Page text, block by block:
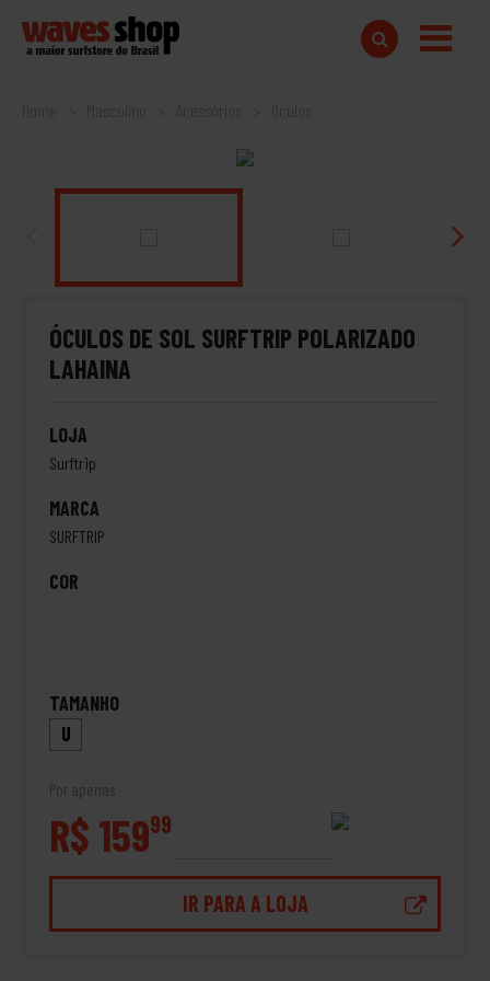
Home
ÓCULOS DE SOL SURFTRIP POLARIZADO
LAHAINA
LOJA
Surftrip
MARCA
SURFTRIP
COR
TAMANHO
U
Por apenas
R$ 15999
IR PARA A LOJA